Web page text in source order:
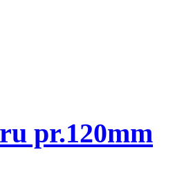
pr.120mm